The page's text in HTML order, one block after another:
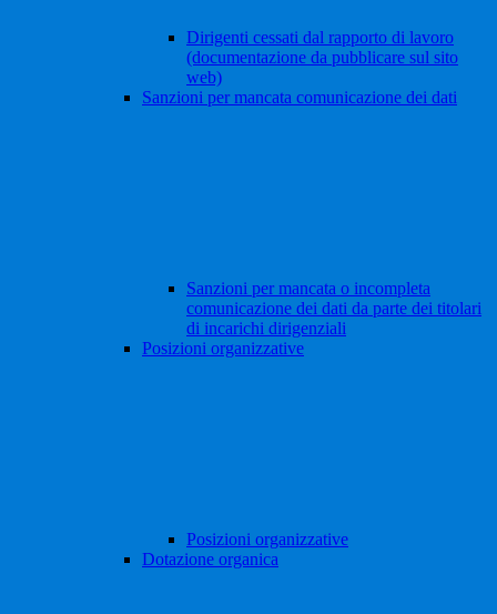
Dirigenti cessati dal rapporto di lavoro
(documentazione da pubblicare sul sito
web)
Sanzioni per mancata comunicazione dei dati
Sanzioni per mancata o incompleta
comunicazione dei dati da parte dei titolari
di incarichi dirigenziali
Posizioni organizzative
Posizioni organizzative
Dotazione organica